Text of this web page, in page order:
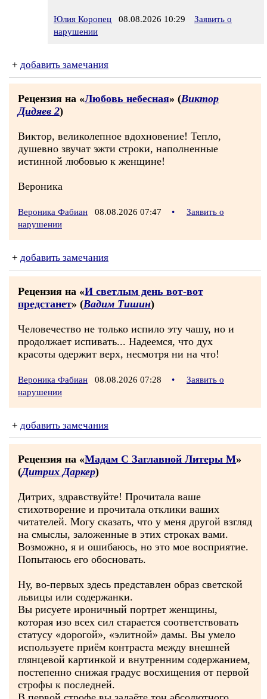
Юлия Коропец 08.08.2026 10:29
Заявить о
нарушении
+ добавить замечания
Рецензия на «Любовь небесная» (Виктор
Дидяев 2)
Виктор, великолепное вдохновение! Тепло,
душевно звучат эжти строки, наполненные
истинной любовью к женщине!
Вероника
Вероника Фабиан 08.08.2026 07:47 •
Заявить о
нарушении
+ добавить замечания
Рецензия на «И светлым день вот-вот
предстанет» (Вадим Тишин)
Человечество не только испило эту чашу, но и
продолжает испивать... Надеемся, что дух
красоты одержит верх, несмотря ни на что!
Вероника Фабиан 08.08.2026 07:28 •
Заявить о
нарушении
+ добавить замечания
Рецензия на «Мадам С Заглавной Литеры М»
(Дитрих Даркер)
Дитрих, здравствуйте! Прочитала ваше
стихотворение и прочитала отклики ваших
читателей. Могу сказать, что у меня другой взгляд
на смыслы, заложенные в этих строках вами.
Возможно, я и ошибаюсь, но это мое восприятие.
Попытаюсь его обосновать.
Ну, во-первых здесь представлен образ светской
львицы или содержанки.
Вы рисуете ироничный портрет женщины,
которая изо всех сил старается соответствовать
статусу «дорогой», «элитной» дамы. Вы умело
используете приём контраста между внешней
глянцевой картинкой и внутренним содержанием,
постепенно снижая градус восхищения от первой
строфы к последней.